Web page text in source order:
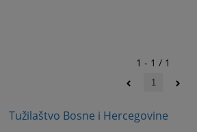
Tužilaštvo Bosne i Hercegovine
1 - 1 / 1
1